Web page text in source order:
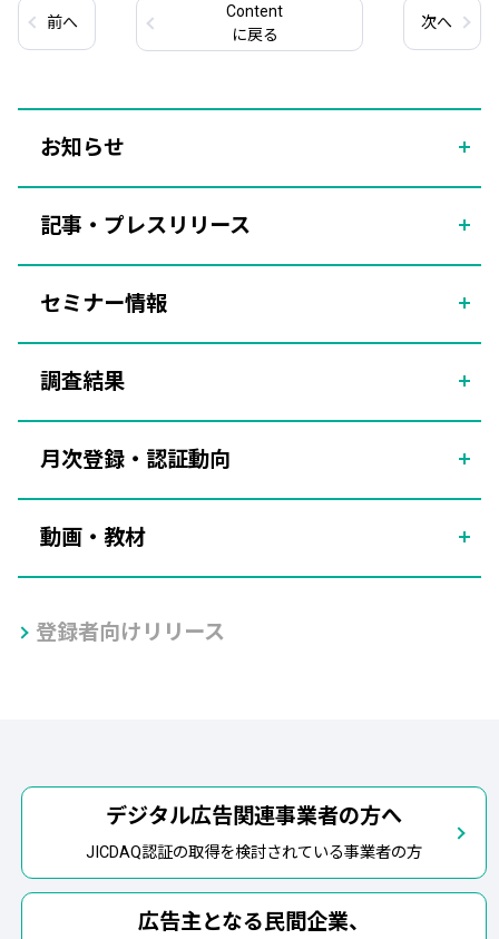
前へ 次へ
Content
に戻る
お知らせ
記事・プレスリリース
セミナー情報
調査結果
月次登録・認証動向
動画・教材
登録者向けリリース
デジタル広告関連事業者の方へ
JICDAQ認証の取得を検討されている事業者の方
広告主となる民間企業、